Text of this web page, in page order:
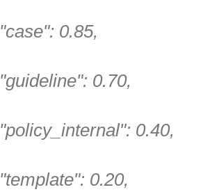
"case": 0.85,
"guideline": 0.70,
"policy_internal": 0.40,
"template": 0.20,